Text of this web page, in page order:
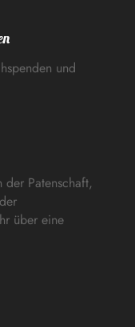
und
Patenschaft,
über eine